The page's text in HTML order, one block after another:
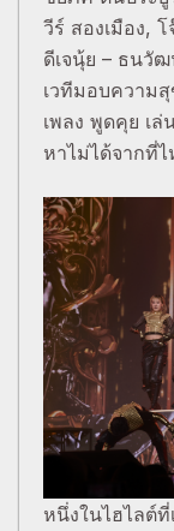
วีร์ สองเมือง,
ดีเจนุ้ย – ธนวั
เวทีมอบความ
เพลง พูดคุย เ
หาไม่ได้จากที่
หนึ่งในไฮไลต์ที่